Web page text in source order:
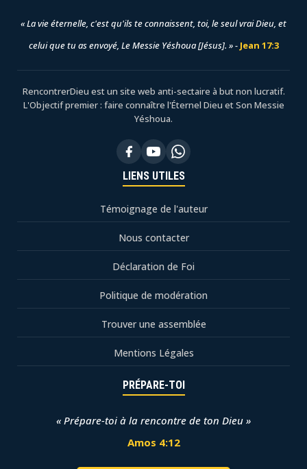
« La vie éternelle, c'est qu'ils te connaissent, toi, le seul vrai Dieu, et
celui que tu as envoyé, Le Messie Yéshoua [Jésus]. » - Jean 17:3
RencontrerDieu est un site web anti-sectaire à but non lucratif.
L'Objectif premier : faire connaître l'Éternel Dieu et Son Messie
Yéshoua.
LIENS UTILES
Témoignage de l'auteur
Nous contacter
Déclaration de Foi
Politique de modération
Trouver une assemblée
Mentions Légales
PRÉPARE-TOI
« Prépare-toi à la rencontre de ton Dieu »
Amos 4:12